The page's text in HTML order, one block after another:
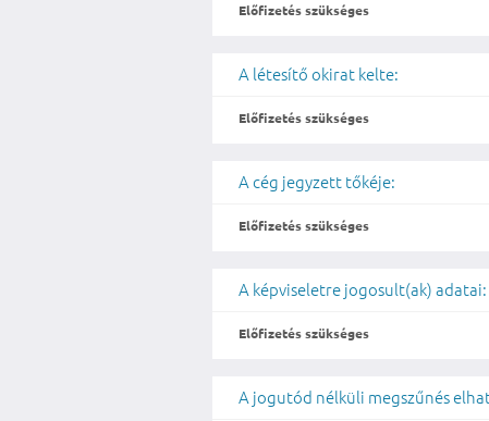
Előfizetés szükséges
A létesítő okirat kelte:
Előfizetés szükséges
A cég jegyzett tőkéje:
Előfizetés szükséges
A képviseletre jogosult(ak) adatai:
Előfizetés szükséges
A jogutód nélküli megszűnés